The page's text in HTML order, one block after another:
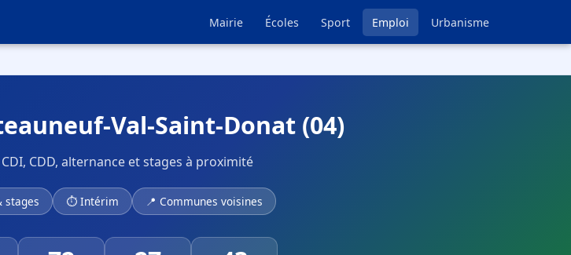
Mairie Écoles Sport Emploi Urbanisme
Val-Saint-Donat (04)
CDD, alternance et stages à proximité
stages ⏱ Intérim 📍 Communes voisines